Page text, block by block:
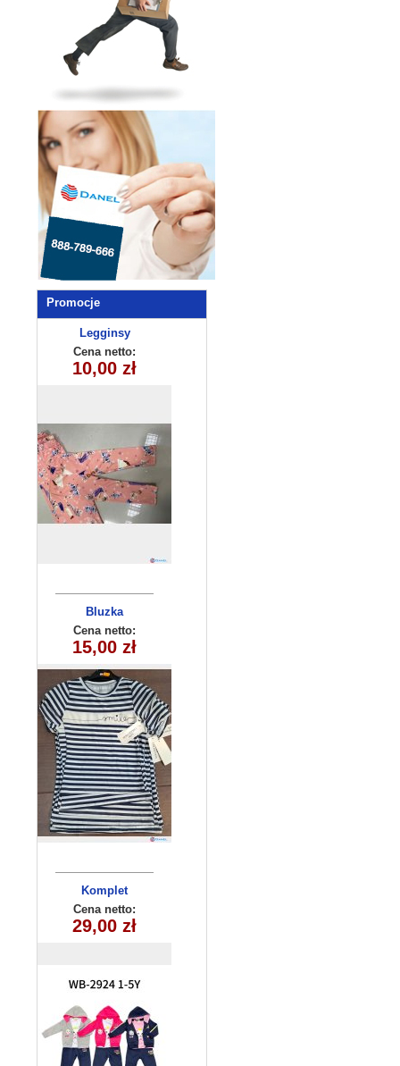
Promocje
Legginsy
dziewczęce
(3-7) 5szt
Cena netto:
10,00 zł
Bluzka
dziecięca
260626-32(4-14)
6szt
Cena netto:
15,00 zł
Komplet
dziecięcy
WB-2924(1-5)
15szt
Cena netto:
29,00 zł